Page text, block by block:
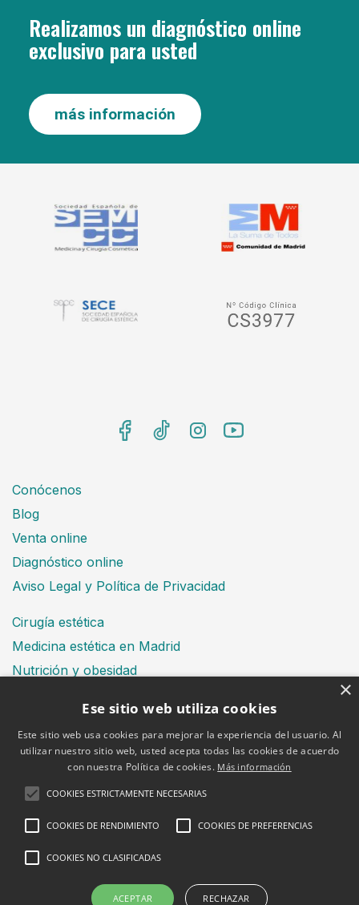
Realizamos un diagnóstico online
exclusivo para usted
más información
Conócenos
Blog
Venta online
Diagnóstico online
Aviso Legal y Política de Privacidad
Cirugía estética
Medicina estética en Madrid
Nutrición y obesidad
Financiación
Política de cookies
2026 © Clínica Bruselas
×
Ese sitio web utiliza cookies
Este sitio web usa cookies para mejorar la experiencia del usuario. Al
utilizar nuestro sitio web, usted acepta todas las cookies de acuerdo
con nuestra Política de cookies. Más información
COOKIES ESTRICTAMENTE NECESARIAS
COOKIES DE RENDIMIENTO COOKIES DE PREFERENCIAS
COOKIES NO CLASIFICADAS
ACEPTAR RECHAZAR